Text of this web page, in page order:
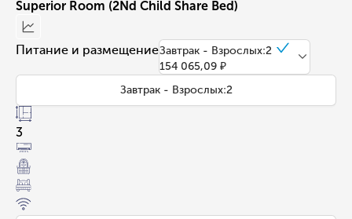
Superior Room (2Nd Child Share Bed)
Питание и размещениеЗавтрак - Взрослых:2
154 065,09 ₽
Завтрак - Взрослых:2
3